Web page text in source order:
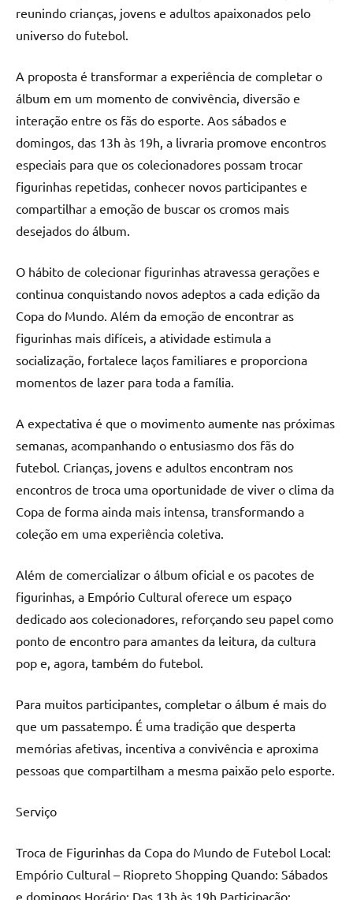
reunindo crianças, jovens e adultos apaixonados pelo
universo do futebol.
A proposta é transformar a experiência de completar o
álbum em um momento de convivência, diversão e
interação entre os fãs do esporte. Aos sábados e
domingos, das 13h às 19h, a livraria promove encontros
especiais para que os colecionadores possam trocar
figurinhas repetidas, conhecer novos participantes e
compartilhar a emoção de buscar os cromos mais
desejados do álbum.
O hábito de colecionar figurinhas atravessa gerações e
continua conquistando novos adeptos a cada edição da
Copa do Mundo. Além da emoção de encontrar as
figurinhas mais difíceis, a atividade estimula a
socialização, fortalece laços familiares e proporciona
momentos de lazer para toda a família.
A expectativa é que o movimento aumente nas próximas
semanas, acompanhando o entusiasmo dos fãs do
futebol. Crianças, jovens e adultos encontram nos
encontros de troca uma oportunidade de viver o clima da
Copa de forma ainda mais intensa, transformando a
coleção em uma experiência coletiva.
Além de comercializar o álbum oficial e os pacotes de
figurinhas, a Empório Cultural oferece um espaço
dedicado aos colecionadores, reforçando seu papel como
ponto de encontro para amantes da leitura, da cultura
pop e, agora, também do futebol.
Para muitos participantes, completar o álbum é mais do
que um passatempo. É uma tradição que desperta
memórias afetivas, incentiva a convivência e aproxima
pessoas que compartilham a mesma paixão pelo esporte.
Serviço
Troca de Figurinhas da Copa do Mundo de Futebol Local:
Empório Cultural – Riopreto Shopping Quando: Sábados
e domingos Horário: Das 13h às 19h Participação: